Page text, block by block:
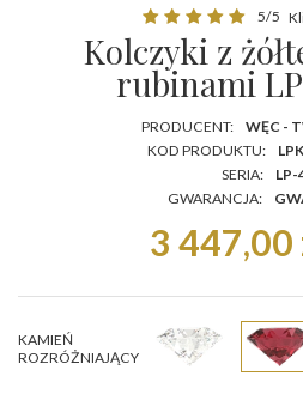
5/5
Kolczyki z
rubinami
PRODUCENT:
WĘC -
KOD PRODUKTU:
SERIA:
LP-
GWARANCJA:
3 447,00
KAMIEŃ
ROZRÓŻNIAJĄCY